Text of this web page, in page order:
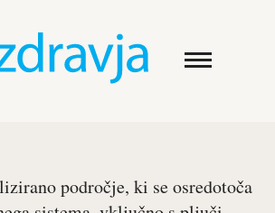
področje, ki se osredotoča